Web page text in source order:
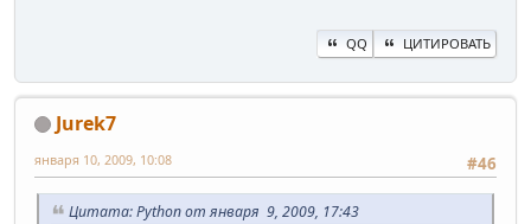
QQ ЦИТИРОВАТЬ
Jurek7
#46
января 10, 2009, 10:08
Цитата: Python от января 9, 2009, 17:43